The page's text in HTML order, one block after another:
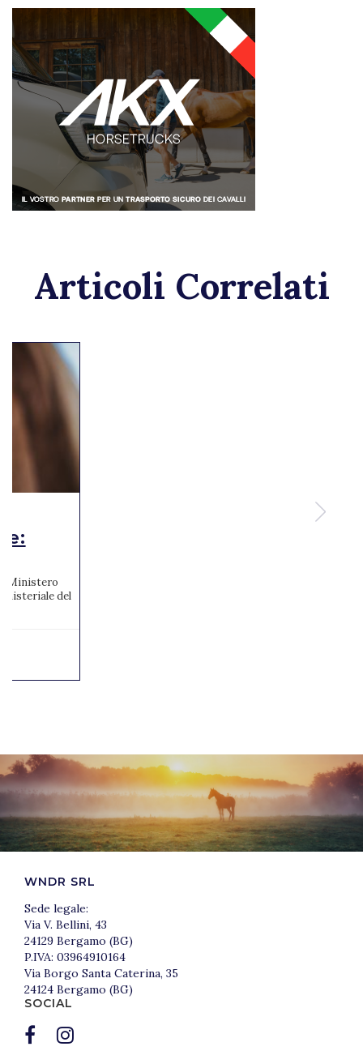
Articoli Correlati
Ministero
del
WNDR SRL
Sede legale:
Via V. Bellini, 43
24129 Bergamo (BG)
P.IVA: 03964910164
Via Borgo Santa Caterina, 35
24124 Bergamo (BG)
SOCIAL